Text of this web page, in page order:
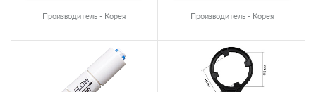
Производитель - Корея Производитель - Корея